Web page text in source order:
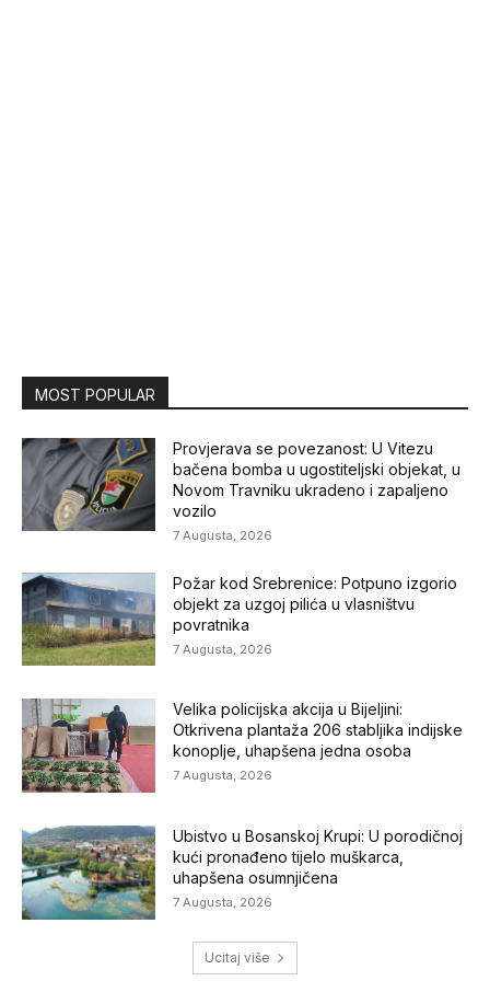
MOST POPULAR
Provjerava se povezanost: U Vitezu
bačena bomba u ugostiteljski objekat, u
Novom Travniku ukradeno i zapaljeno
vozilo
7 Augusta, 2026
Požar kod Srebrenice: Potpuno izgorio
objekt za uzgoj pilića u vlasništvu
povratnika
7 Augusta, 2026
Velika policijska akcija u Bijeljini:
Otkrivena plantaža 206 stabljika indijske
konoplje, uhapšena jedna osoba
7 Augusta, 2026
Ubistvo u Bosanskoj Krupi: U porodičnoj
kući pronađeno tijelo muškarca,
uhapšena osumnjičena
7 Augusta, 2026
Ucitaj više